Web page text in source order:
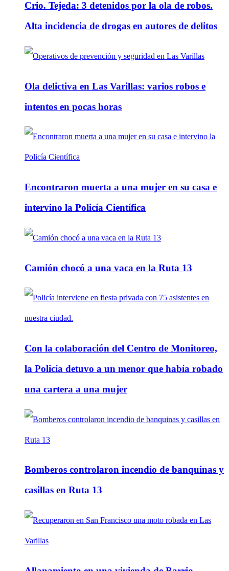
Crio. Tejeda: 3 detenidos por la ola de robos.
Alta incidencia de drogas en autores de delitos
Ola delictiva en Las Varillas: varios robos e
intentos en pocas horas
Encontraron muerta a una mujer en su casa e
intervino la Policía Científica
Camión chocó a una vaca en la Ruta 13
Con la colaboración del Centro de Monitoreo,
la Policía detuvo a un menor que había robado
una cartera a una mujer
Bomberos controlaron incendio de banquinas y
casillas en Ruta 13